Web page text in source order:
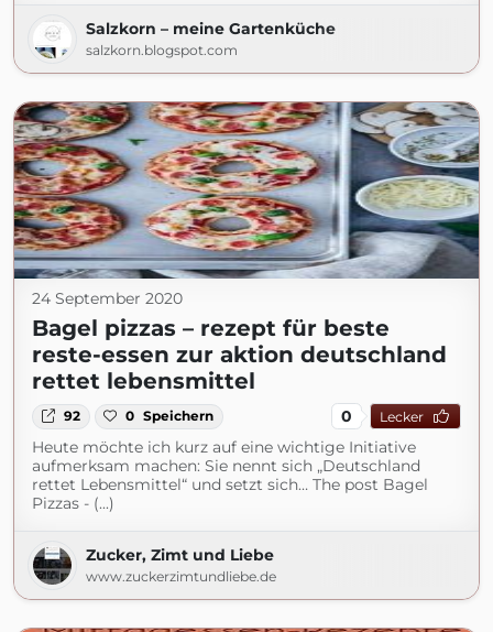
Salzkorn – meine Gartenküche
salzkorn.blogspot.com
24 September 2020
Bagel pizzas – rezept für beste
reste-essen zur aktion deutschland
rettet lebensmittel
92 0 Speichern 0 Lecker
Heute möchte ich kurz auf eine wichtige Initiative
aufmerksam machen: Sie nennt sich „Deutschland
rettet Lebensmittel“ und setzt sich… The post Bagel
Pizzas - (...)
Zucker, Zimt und Liebe
www.zuckerzimtundliebe.de